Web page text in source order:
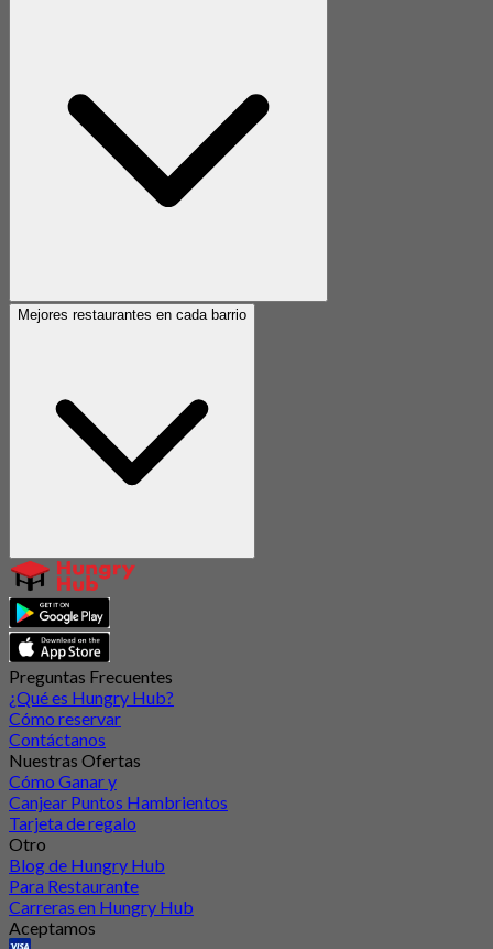
Mejores restaurantes en cada barrio
Preguntas Frecuentes
¿Qué es Hungry Hub?
Cómo reservar
Contáctanos
Nuestras Ofertas
Cómo Ganar y
Canjear Puntos Hambrientos
Tarjeta de regalo
Otro
Blog de Hungry Hub
Para Restaurante
Carreras en Hungry Hub
Aceptamos